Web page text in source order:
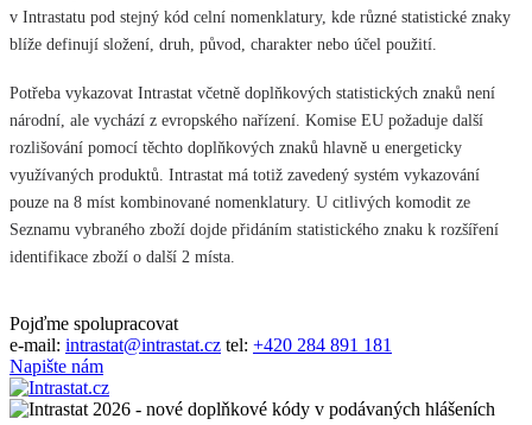
v Intrastatu pod stejný kód celní nomenklatury, kde různé statistické znaky
blíže definují složení, druh, původ, charakter nebo účel použití.
Potřeba vykazovat Intrastat včetně doplňkových statistických znaků není
národní, ale vychází z evropského nařízení. Komise EU požaduje další
rozlišování pomocí těchto doplňkových znaků hlavně u energeticky
využívaných produktů. Intrastat má totiž zavedený systém vykazování
pouze na 8 míst kombinované nomenklatury. U citlivých komodit ze
Seznamu vybraného zboží dojde přidáním statistického znaku k rozšíření
identifikace zboží o další 2 místa.
Pojďme spolupracovat
e-mail: intrastat@intrastat.cz tel: +420 284 891 181
Napište nám